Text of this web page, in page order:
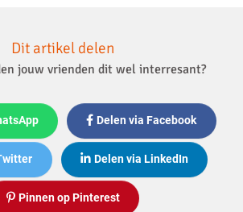
Dit artikel delen
jouw vrienden dit wel interresant?
Delen via Facebook
Delen via LinkedIn
Pinnen op Pinterest